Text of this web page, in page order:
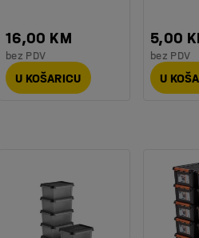
16,00 KM
bez PDV
U KOŠARICU
5,00
bez PDV
U